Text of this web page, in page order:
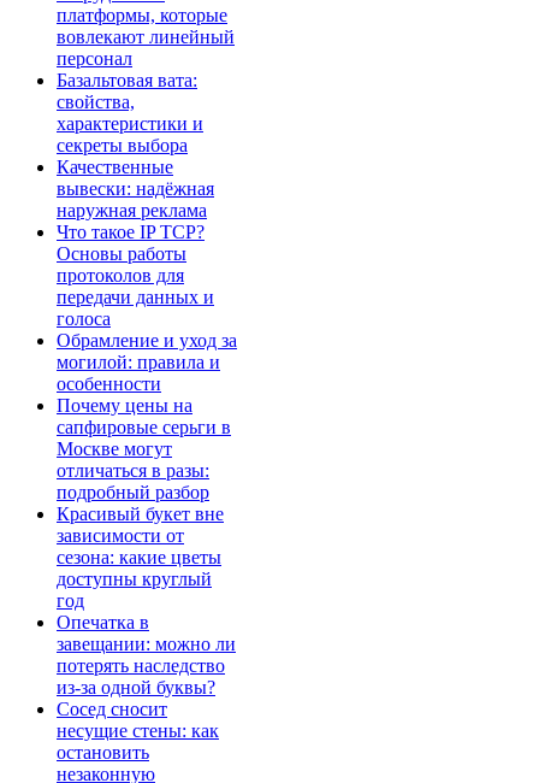
платформы, которые
вовлекают линейный
персонал
Базальтовая вата:
свойства,
характеристики и
секреты выбора
Качественные
вывески: надёжная
наружная реклама
Что такое IP TCP?
Основы работы
протоколов для
передачи данных и
голоса
Обрамление и уход за
могилой: правила и
особенности
Почему цены на
сапфировые серьги в
Москве могут
отличаться в разы:
подробный разбор
Красивый букет вне
зависимости от
сезона: какие цветы
доступны круглый
год
Опечатка в
завещании: можно ли
потерять наследство
из-за одной буквы?
Сосед сносит
несущие стены: как
остановить
незаконную